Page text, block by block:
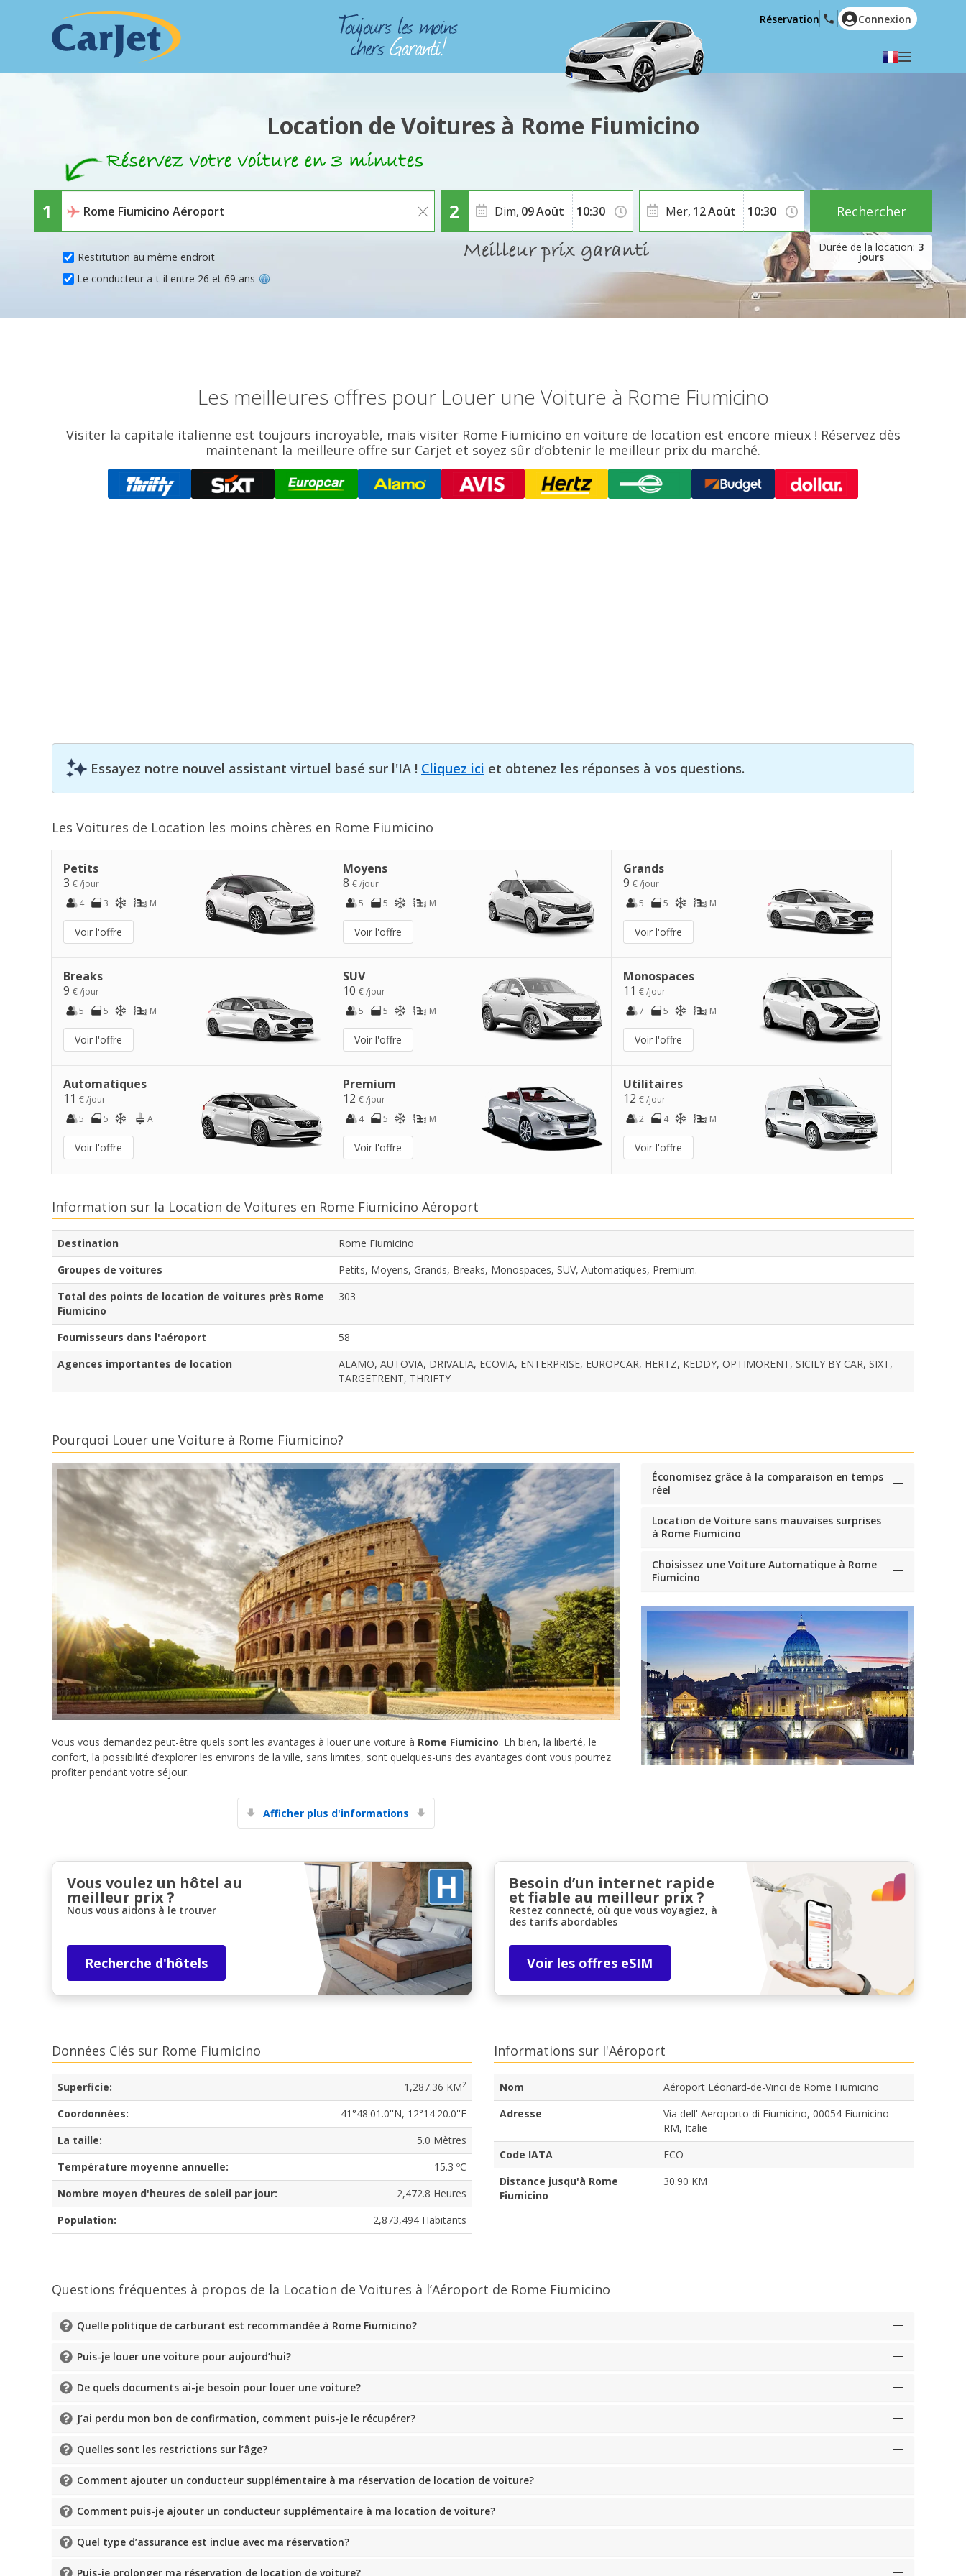
Promotions spéciales
Accédez à toutes vos réservations en un seul
English (US)
Polski
Română
Ελληνικά
Hrvatski
العربية
Réservation Connexion
Location de Voitures à Rome Fiumicino
Restitution au même endroit
Dim, 09Août
3
jours
Mer, 12Août
Le conducteur a-t-il entre 26 et 69 ans
Rechercher
Les meilleures offres pour Louer une Voiture à Rome Fiumicino
Visiter la capitale italienne est toujours incroyable, mais visiter Rome Fiumicino en voiture de location est encore mieux ! Réservez dès
maintenant la meilleure offre sur Carjet et soyez sûr d’obtenir le meilleur prix du marché.
Essayez notre nouvel assistant virtuel basé sur l'IA ! Cliquez ici et obtenez les réponses à vos questions.
Les Voitures de Location les moins chères en Rome Fiumicino
Petits
3 € /jour
4
3 M
Voir l'offre
Moyens
8€ /jour
5
5 M
Voir l'offre
Grands
9 € /jour
5
5 M
Voir l'offre
Breaks
9 € /jour
5
5 M
Voir l'offre
SUV
10€ /jour
5
5 M
Voir l'offre
Monospaces
11 € /jour
7
5 M
Voir l'offre
Automatiques
11 € /jour
5
5 A
Voir l'offre
Premium
12€ /jour
4
5 M
Voir l'offre
Utilitaires
12 € /jour
2
4 M
Voir l'offre
Information sur la Location de Voitures en Rome Fiumicino Aéroport
Destination
Rome Fiumicino
Groupes de voitures
Petits, Moyens, Grands, Breaks, Monospaces, SUV, Automatiques, Premium.
Total des points de location de voitures près Rome
Fiumicino
303
Fournisseurs dans l'aéroport
58
Agences importantes de location
ALAMO, AUTOVIA, DRIVALIA, ECOVIA, ENTERPRISE, EUROPCAR, HERTZ, KEDDY, OPTIMORENT, SICILY BY CAR, SIXT,
TARGETRENT, THRIFTY
Pourquoi Louer une Voiture à Rome Fiumicino?
Vous vous demandez peut-être quels sont les avantages à louer une voiture à Rome Fiumicino. Eh bien, la liberté, le
confort, la possibilité d’explorer les environs de la ville, sans limites, sont quelques-uns des avantages dont vous pourrez
profiter pendant votre séjour.
Afficher plus d'informations
Économisez grâce à la comparaison en temps
réel
Location de Voiture sans mauvaises surprises
à Rome Fiumicino
Choisissez une Voiture Automatique à Rome
Fiumicino
Vous voulez un hôtel au
meilleur prix ?
Nous vous aidons à le trouver
Recherche d'hôtels
Besoin d’un internet rapide
et fiable au meilleur prix ?
Restez connecté, où que vous voyagiez, à
des tarifs abordables
Voir les offres eSIM
Données Clés sur Rome Fiumicino
Superficie: 1,287.36 KM2
Coordonnées:
41°48'01.0''N, 12°14'20.0''E
La taille:
5.0 Mètres
Température moyenne annuelle:
15.3 ºC
Nombre moyen d'heures de soleil par jour:
2,472.8 Heures
Population:
2,873,494 Habitants
Informations sur l'Aéroport
Nom
Aéroport Léonard-de-Vinci de Rome Fiumicino
Adresse
Via dell' Aeroporto di Fiumicino, 00054 Fiumicino
RM, Italie
Code IATA
FCO
Distance jusqu'à Rome
Fiumicino
30.90 KM
Questions fréquentes à propos de la Location de Voitures à l’Aéroport de Rome Fiumicino
Quelle politique de carburant est recommandée à Rome Fiumicino?
Puis-je louer une voiture pour aujourd’hui?
De quels documents ai-je besoin pour louer une voiture?
J’ai perdu mon bon de confirmation, comment puis-je le récupérer?
Quelles sont les restrictions sur l’âge?
Comment ajouter un conducteur supplémentaire à ma réservation de location de voiture?
Comment puis-je ajouter un conducteur supplémentaire à ma location de voiture?
Quel type d’assurance est inclue avec ma réservation?
Puis-je prolonger ma réservation de location de voiture?